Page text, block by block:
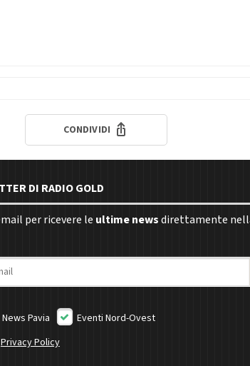
CONDIVIDI
DI RADIO GOLD
per ricevere le ultime newsdirettamente
News Pavia
Eventi Nord-Ovest
Privacy Policy